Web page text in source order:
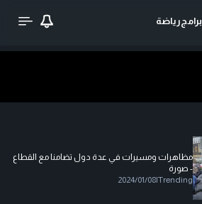
برامج رياضة
مظاهرات ومسيرات في عدة دول تضامنا مع القطاع
- صورة
Trending
|
2024/01/08